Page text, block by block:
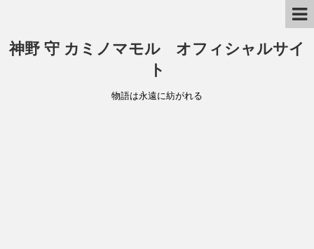
神野 守 カミノマモル オフィシャルサイ
ト
物語は永遠に紡がれる